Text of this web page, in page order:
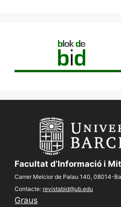
Facultat d’Informació i
Carrer Melcior de Palau 140, 08014-
Contacte: revistabid@ub.edu
Graus